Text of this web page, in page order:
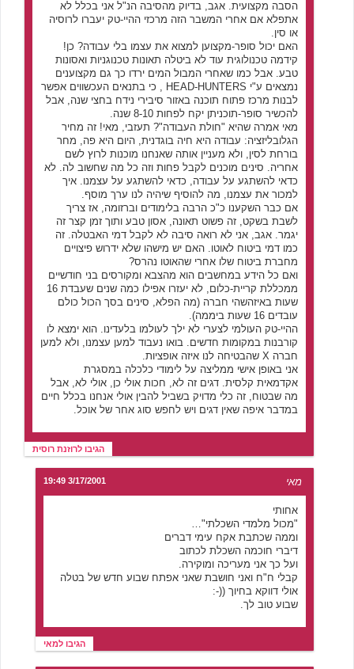
הסבה מקצועית. אגב, בדיוק מהסיבה הנ"ל אני בכלל לא
אתפלא אם אחרי המשבר הזה מרכזי ההיי-טק יעברו לרוסיה
או סין.
האם יכול סופר-מקצוען למצוא את עצמו בלי עבודה? כן!
קידמה טכנולוגית עוד לא ביטלה תאונות טכנוגניות ואסונות
טבע. אבל כמו שאחרי המבול המים ירדו כך גם מקצוענים
נמצאים ע"י HEAD-HUNTERS , כי בתנאים העכשווים אפשר
לבנות מרכז פתוח תוכנה באזור סיבירי נידח בחצי שנה, אבל
להכשיר סופר-תוכניתן יקח לפחות 8-10 שנה.
מאי אמרה שהיא "חולת העבודה"? תעזבי, מאי! זה מחיר
הגלובליזציה: עבודה היא חיה בוגדנית, היום היא פה, מחר
בורחת לסין, ולא מעניין אותה שאנחנו מוכנות לרוץ לשם
אחריה. סינים מוכנים לקבל פחות וזה כל מה שחשוב לה. לא
כדאי להשתגע על עבודה, כדאי להשתגע על עצמנו. איך
למכור את עצמנו, מה להוסיף שיהיה לנו ערך מוסף.
אם כבר השקענו כ"כ הרבה בלימודים וברזומה, אז צריך
לשבת בשקט, זה פשוט תאונה, אסון טבע ותוך זמן קצר זה
יגמר. אגב, אני לא רואה סיבה לא לקבל דמי האבטלה. זה
כמו דמי ביטוח לאוטו. האם יש מישהו שלא ידרוש פיצויים
מחברת ביטוח שלו אחרי שהאוטו נהרס?
ואם כל הידע במחשבים הוא מהצבא ומקורסים בני חודשיים
ממכללת קריית-כלום, לא יעזרו אפילו כמה שנים שעבדת 16
שעות באיזהשהי חברה (מה הפלא, סינים בסך הכול כולם
עובדים 16 שעות ביממה).
ההיי-טק העולמי לצערי לא ילך לעולמו בלעדינו. הוא ימצא לו
קורבנות במקומות חדשים. בואו נעבוד למען עצמנו, ולא למען
חברה X שהבטיחה לנו איזה אופציות.
אני באופן אישי ממליצה על לימודי כלכלה במסגרת
אקדמאית קלסית. דגים זה לא, חכות אולי כן, אולי לא, אבל
מה שבטוח, זה כלי מדויק בשביל להבין אולי אנחנו בכלל חיים
במדבר איפה שאין דגים ויש לחפש סוג אחר של אוכל.
הגיבו לרוזנת רוסית
מאי 3/17/2001 19:49
אחותי
"מכול מלמדי השכלתי"…
וממה שכתבת אקח עימי דברים
דיברי חוכמה השכלת לכתוב
ועל כך אני מעריכה ומוקירה.
קבלי ח"ח ואני חושבת שאני אפתח שבוע חדש של בטלה
אולי דווקא בחיוך ((-:
שבוע טוב לך.
הגיבו למאי